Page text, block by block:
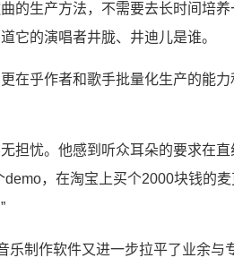
的生产方法，不需要去长时间培
它的演唱者井胧、井迪儿是谁。
在乎作者和歌手批量化生产的能
担忧。他感到听众耳朵的要求在
demo，在淘宝上买个2000块钱的
乐制作软件又进一步拉平了业余与